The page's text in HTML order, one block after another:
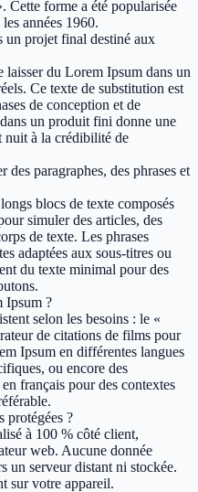
Cette forme a été popularisée
années 1960.
un projet final destiné aux
laisser du Lorem Ipsum dans un
Ce texte de substitution est
de conception et de
un produit fini donne une
nuit à la crédibilité de
paragraphes, des phrases et
blocs de texte composés
simuler des articles, des
de texte. Les phrases
adaptées aux sous-titres ou
du texte minimal pour des
Ipsum ?
selon les besoins : le «
de citations de films pour
Ipsum en différentes langues
ou encore des
français pour des contextes
protégées ?
à 100 % côté client,
web. Aucune donnée
un serveur distant ni stockée.
sur votre appareil.